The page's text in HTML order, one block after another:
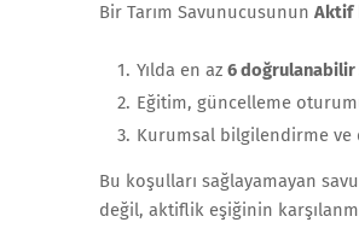
Bir Tarım Savunucusunun Aktif
Yılda en az 6 doğrulanabilir
Eğitim, güncelleme
Kurumsal bilgilendirme ve
Bu koşulları sağlayamayan
değil, aktiflik eşiğinin